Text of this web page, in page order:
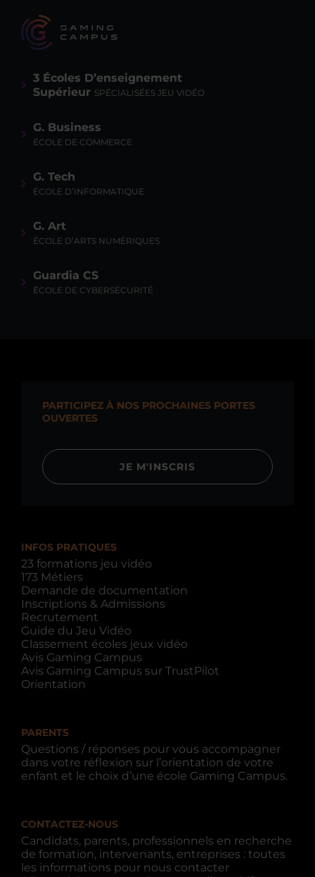
3 Écoles D’enseignement
Supérieur SPÉCIALISÉES JEU VIDÉO
G. Business
ÉCOLE DE COMMERCE
G. Tech
ÉCOLE D’INFORMATIQUE
G. Art
ÉCOLE D’ARTS NUMÉRIQUES
Guardia CS
ÉCOLE DE CYBERSÉCURITÉ
PARTICIPEZ À NOS PROCHAINES PORTES
OUVERTES
JE M'INSCRIS
INFOS PRATIQUES
23 formations jeu vidéo
173 Métiers
Demande de documentation
Inscriptions & Admissions
Recrutement
Guide du Jeu Vidéo
Classement écoles jeux vidéo
Avis Gaming Campus
Avis Gaming Campus sur TrustPilot
Orientation
PARENTS
Questions / réponses pour vous accompagner
dans votre réflexion sur l’orientation de votre
enfant et le choix d’une école Gaming Campus.
CONTACTEZ-NOUS
Candidats, parents, professionnels en recherche
de formation, intervenants, entreprises : toutes
les informations pour nous contacter